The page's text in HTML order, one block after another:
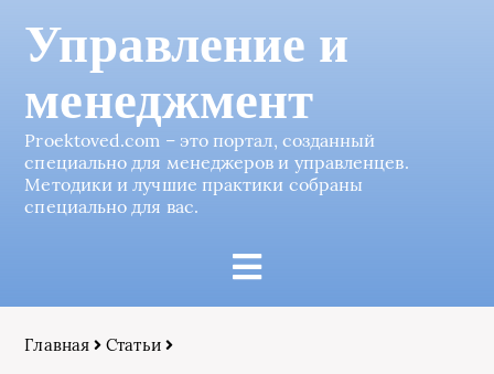
Управление и
менеджмент
Proektoved.com – это портал, созданный
специально для менеджеров и управленцев.
Методики и лучшие практики собраны
специально для вас.
Главная Статьи